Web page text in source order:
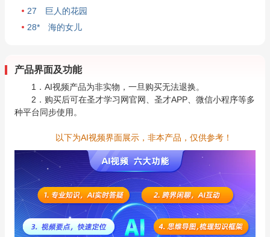
27 巨人的花园
28* 海的女儿
产品界面及功能
1．AI视频产品为非实物，一旦购买无法退换。
2．购买后可在圣才学习网官网、圣才APP、微信小程序等多
种平台同步使用。
以下为AI视频界面展示，非本产品，仅供参考！